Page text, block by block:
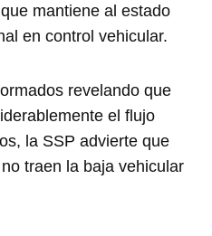
mantiene al estado
en control vehicular.
revelando que
el flujo
la SSP advierte que
traen la baja vehicular